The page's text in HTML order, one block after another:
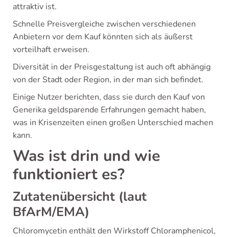
attraktiv ist.
Schnelle Preisvergleiche zwischen verschiedenen
Anbietern vor dem Kauf könnten sich als äußerst
vorteilhaft erweisen.
Diversität in der Preisgestaltung ist auch oft abhängig
von der Stadt oder Region, in der man sich befindet.
Einige Nutzer berichten, dass sie durch den Kauf von
Generika geldsparende Erfahrungen gemacht haben,
was in Krisenzeiten einen großen Unterschied machen
kann.
Was ist drin und wie
funktioniert es?
Zutatenübersicht (laut
BfArM/EMA)
Chloromycetin enthält den Wirkstoff Chloramphenicol,